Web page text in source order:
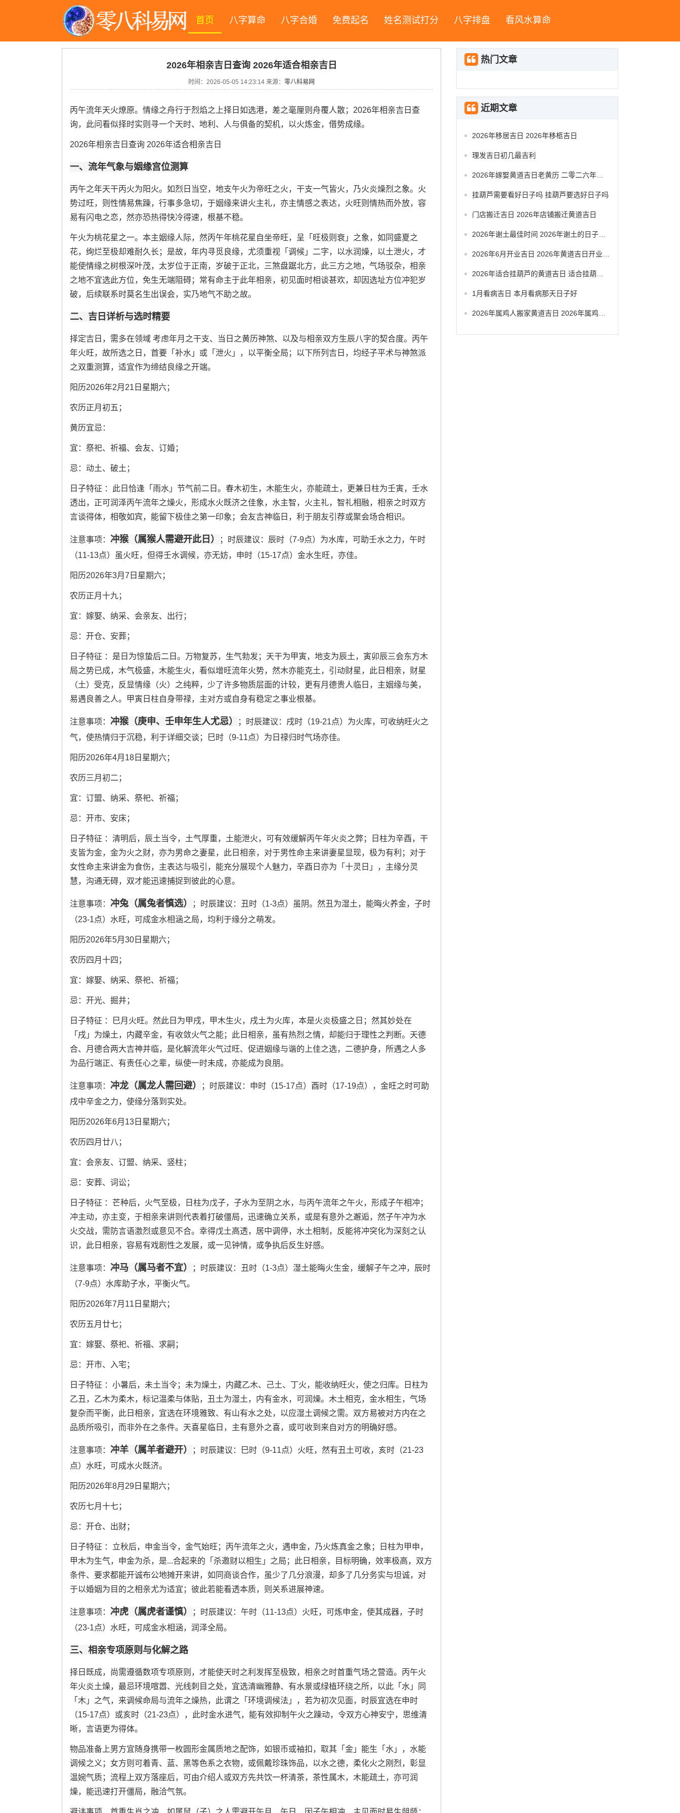
首页 八字算命 八字合婚 免费起名 姓名测试打分 八字排盘 看风水算命
2026年相亲吉日查询 2026年适合相亲吉日
时间： 2026-05-05 14:23:14 来源： 零八科易网
丙午流年天火燎原。情缘之舟行于烈焰之上择日如选港，差之毫厘则舟覆人散；2026年相亲吉日查
询，此问看似择时实则寻一个天时、地利、人与俱备的契机，以火炼金，借势成缘。
2026年相亲吉日查询 2026年适合相亲吉日
一、流年气象与姻缘宫位测算
丙午之年天干丙火为阳火。如烈日当空，地支午火为帝旺之火，干支一气皆火，乃火炎燥烈之象。火
势过旺，则性情易焦躁，行事多急切，于姻缘来讲火主礼，亦主情感之表达，火旺则情热而外放，容
易有闪电之恋，然亦恐热得快冷得速，根基不稳。
午火为桃花星之一。本主姻缘人际，然丙午年桃花星自坐帝旺，呈「旺极则衰」之象，如同盛夏之
花，绚烂至极却难耐久长；是故，年内寻觅良缘，尤须重视「调候」二字，以水润燥，以土泄火，才
能使情缘之树根深叶茂，太岁位于正南，岁破于正北，三煞盘踞北方，此三方之地，气场驳杂，相亲
之地不宜选此方位，免生无端阻碍；常有命主于此年相亲，初见面时相谈甚欢，却因选址方位冲犯岁
破，后续联系时莫名生出误会，实乃地气不助之故。
二、吉日详析与选时精要
择定吉日，需多在领域 考虑年月之干支、当日之黄历神煞、以及与相亲双方生辰八字的契合度。丙午
年火旺，故所选之日，首要「补水」或「泄火」，以平衡全局；以下所列吉日，均经子平术与神煞派
之双重测算，适宜作为缔结良缘之开端。
阳历2026年2月21日星期六；
农历正月初五；
黄历宜忌：
宜：祭祀、祈福、会友、订婚；
忌：动土、破土；
日子特征 ：此日恰逢「雨水」节气前二日。春木初生，木能生火，亦能疏土，更兼日柱为壬寅，壬水
透出，正可润泽丙午流年之燥火，形成水火既济之佳象，水主智，火主礼，智礼相融，相亲之时双方
言谈得体，相敬如宾，能留下极佳之第一印象；会友吉神临日，利于朋友引荐或聚会场合相识。
注意事项： 冲猴（属猴人需避开此日）
；时辰建议：辰时（7-9点）为水库，可助壬水之力，午时
（11-13点）虽火旺，但得壬水调候，亦无妨，申时（15-17点）金水生旺，亦佳。
阳历2026年3月7日星期六；
农历正月十九；
宜：嫁娶、纳采、会亲友、出行；
忌：开仓、安葬；
日子特征 ：是日为惊蛰后二日。万物复苏，生气勃发；天干为甲寅，地支为辰土，寅卯辰三会东方木
局之势已成，木气极盛，木能生火，看似增旺流年火势，然木亦能克土，引动财星，此日相亲，财星
（土）受克，反显情缘（火）之纯粹，少了许多物质层面的计较，更有月德贵人临日，主姻缘与美，
易遇良善之人。甲寅日柱自身带禄，主对方或自身有稳定之事业根基。
注意事项： 冲猴（庚申、壬申年生人尤忌）
；时辰建议：戌时（19-21点）为火库，可收纳旺火之
气，使热情归于沉稳，利于详细交谈；巳时（9-11点）为日禄归时气场亦佳。
阳历2026年4月18日星期六；
农历三月初二；
宜：订盟、纳采、祭祀、祈福；
忌：开市、安床；
日子特征 ：清明后，辰土当令，土气厚重，土能泄火，可有效缓解丙午年火炎之弊；日柱为辛酉，干
支皆为金，金为火之财，亦为男命之妻星，此日相亲，对于男性命主来讲妻星显现，极为有利；对于
女性命主来讲金为食伤，主表达与吸引，能充分展现个人魅力，辛酉日亦为「十灵日」，主缘分灵
慧，沟通无碍，双才能迅速捕捉到彼此的心意。
注意事项： 冲兔（属兔者慎选）
；时辰建议：丑时（1-3点）虽阴。然丑为湿土，能晦火养金，子时
（23-1点）水旺，可成金水相涵之局，均利于缘分之萌发。
阳历2026年5月30日星期六；
农历四月十四；
宜：嫁娶、纳采、祭祀、祈福；
忌：开光、掘井；
日子特征 ：巳月火旺。然此日为甲戌，甲木生火，戌土为火库，本是火炎极盛之日；然其妙处在
「戌」为燥土，内藏辛金，有收敛火气之能；此日相亲，虽有热烈之情，却能归于理性之判断。天德
合、月德合两大吉神并临，是化解流年火气过旺、促进姻缘与谐的上佳之选，二德护身，所遇之人多
为品行端正、有责任心之辈，纵使一时未成，亦能成为良朋。
注意事项： 冲龙（属龙人需回避）
；时辰建议：申时（15-17点）酉时（17-19点），金旺之时可助
戌中辛金之力，使缘分落到实处。
阳历2026年6月13日星期六；
农历四月廿八；
宜：会亲友、订盟、纳采、竖柱；
忌：安葬、词讼；
日子特征 ：芒种后，火气至极，日柱为戊子，子水为至阴之水，与丙午流年之午火，形成子午相冲；
冲主动，亦主变，于相亲来讲则代表着打破僵局，迅速确立关系，或是有意外之邂逅，然子午冲为水
火交战，需防言语激烈或意见不合。幸得戊土高透，居中调停，水土相制，反能将冲突化为深刻之认
识，此日相亲，容易有戏剧性之发展，或一见钟情，或争执后反生好感。
注意事项： 冲马（属马者不宜）
；时辰建议：丑时（1-3点）湿土能晦火生金，缓解子午之冲，辰时
（7-9点）水库助子水，平衡火气。
阳历2026年7月11日星期六；
农历五月廿七；
宜：嫁娶、祭祀、祈福、求嗣；
忌：开市、入宅；
日子特征 ：小暑后，未土当令；未为燥土，内藏乙木、己土、丁火，能收纳旺火，使之归库。日柱为
乙丑，乙木为柔木，标记温柔与体贴，丑土为湿土，内有金水，可润燥。木土相克，金水相生，气场
复杂而平衡，此日相亲，宜选在环境雅致、有山有水之处，以应湿土调候之需。双方易被对方内在之
品质所吸引，而非外在之条件。天喜星临日，主有意外之喜，或可收到来自对方的明确好感。
注意事项： 冲羊（属羊者避开）
；时辰建议：巳时（9-11点）火旺，然有丑土可收，亥时（21-23
点）水旺，可成水火既济。
阳历2026年8月29日星期六；
农历七月十七；
忌：开仓、出财；
日子特征 ：立秋后，申金当令，金气始旺；丙午流年之火，遇申金，乃火炼真金之象；日柱为甲申，
甲木为生气，申金为杀，是...合起来的「杀邀财以相生」之局；此日相亲，目标明确，效率极高，双方
条件、要求都能开诚布公地摊开来讲，如同商谈合作，虽少了几分浪漫，却多了几分务实与坦诚，对
于以婚姻为目的之相亲尤为适宜；彼此若能看透本质，则关系进展神速。
注意事项： 冲虎（属虎者谨慎）
；时辰建议：午时（11-13点）火旺，可炼申金，使其成器，子时
（23-1点）水旺，可成金水相涵，润泽全局。
三、相亲专项原则与化解之路
择日既成，尚需遵循数项专项原则，才能使天时之利发挥至极致，相亲之时首重气场之营造。丙午火
年火炎土燥，最忌环境喧嚣、光线刺目之处，宜选清幽雅静、有水景或绿植环绕之所，以此「水」同
「木」之气，来调候命局与流年之燥热，此谓之「环境调候法」，若为初次见面，时辰宜选在申时
（15-17点）或亥时（21-23点），此时金水进气，能有效抑制午火之躁动，令双方心神安宁，思维清
晰，言语更为得体。
物品准备上男方宜随身携带一枚圆形金属质地之配饰，如银币或袖扣，取其「金」能生「水」，水能
调候之义；女方则可着青、蓝、黑等色系之衣物，或佩戴珍珠饰品，以水之德，柔化火之刚烈，彰显
温婉气质；流程上双方落座后，可由介绍人或双方先共饮一杯清茶，茶性属木，木能疏土，亦可润
燥，能迅速打开僵局，融洽气氛。
热门文章
近期文章
2026年移居吉日 2026年移柩吉日
理发吉日初几最吉利
挂葫芦需要看好日子吗 挂葫芦要选好日子吗
门店搬迁吉日 2026年店铺搬迁黄道吉日
1月看病吉日 本月看病那天日子好